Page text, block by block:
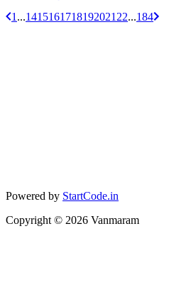
1 ...1415161718192021 22...184
Powered by StartCode.in
Copyright © 2026 Vanmaram